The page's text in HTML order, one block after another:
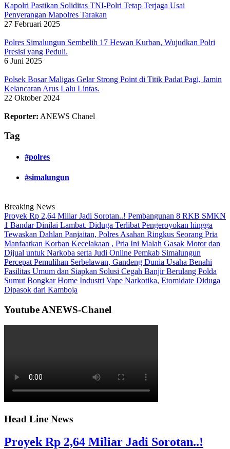
Kapolri Pastikan Soliditas TNI-Polri Tetap Terjaga Usai
Penyerangan Mapolres Tarakan
27 Februari 2025
Polres Simalungun Sembelih 17 Hewan Kurban, Wujudkan Polri
Presisi yang Peduli.
6 Juni 2025
Polsek Bosar Maligas Gelar Strong Point di Titik Padat Pagi, Jamin
Kelancaran Arus Lalu Lintas.
22 Oktober 2024
Reporter: ANEWS Chanel
Tag
#polres
#simalungun
Breaking News
Proyek Rp 2,64 Miliar Jadi Sorotan..! Pembangunan 8 RKB SMKN
1 Bandar Dinilai Lambat. Diduga Terlibat Pengeroyokan hingga
Tewaskan Dahlan Panjaitan, Polres Asahan Ringkus Seorang Pria
Manfaatkan Korban Kecelakaan , Pria Ini Malah Gasak Motor dan
Dijual untuk Narkoba serta Judi Online Pemkab Simalungun
Percepat Pemulihan Serbelawan, Gandeng Dunia Usaha Benahi
Fasilitas Umum dan Siapkan Solusi Cegah Banjir Berulang Polda
Sumut Bongkar Home Industri Vape Narkotika, Etomidate Diduga
Dipasok dari Kamboja
Youtube ANEWS-Chanel
Head Line News
Proyek Rp 2,64 Miliar Jadi Sorotan..!